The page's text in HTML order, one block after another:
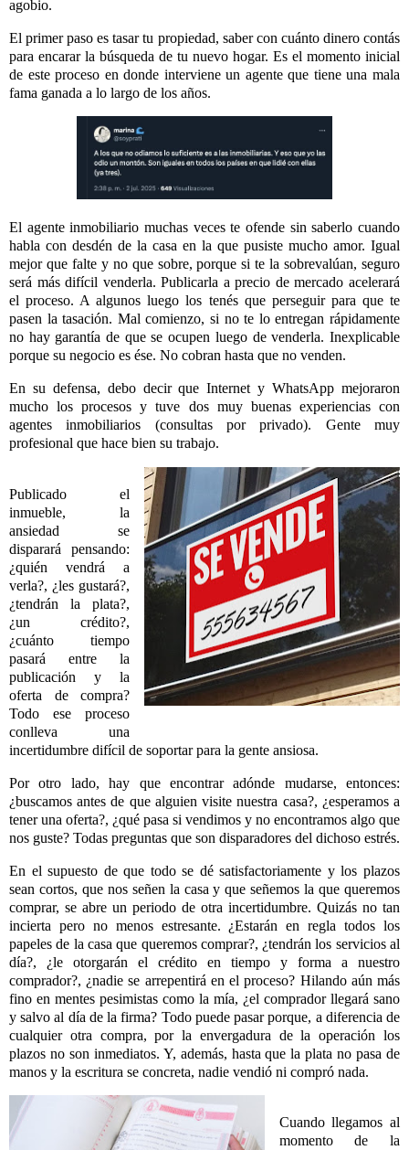
agobio.
El primer paso es tasar tu propiedad, saber con cuánto dinero contás
para encarar la búsqueda de tu nuevo hogar. Es el momento inicial
de este proceso en donde interviene un agente que tiene una mala
fama ganada a lo largo de los años.
El agente inmobiliario muchas veces te ofende sin saberlo cuando
habla con desdén de la casa en la que pusiste mucho amor. Igual
mejor que falte y no que sobre, porque si te la sobrevalúan, seguro
será más difícil venderla. Publicarla a precio de mercado acelerará
el proceso. A algunos luego los tenés que perseguir para que te
pasen la tasación. Mal comienzo, si no te lo entregan rápidamente
no hay garantía de que se ocupen luego de venderla. Inexplicable
porque su negocio es ése. No cobran hasta que no venden.
En su defensa, debo decir que Internet y WhatsApp mejoraron
mucho los procesos y tuve dos muy buenas experiencias con
agentes inmobiliarios (consultas por privado). Gente muy
profesional que hace bien su trabajo.
Publicado el
inmueble, la
ansiedad se
disparará pensando:
¿quién vendrá a
verla?, ¿les gustará?,
¿tendrán la plata?,
¿un crédito?,
¿cuánto tiempo
pasará entre la
publicación y la
oferta de compra?
Todo ese proceso
conlleva una
incertidumbre difícil de soportar para la gente ansiosa.
Por otro lado, hay que encontrar adónde mudarse, entonces:
¿buscamos antes de que alguien visite nuestra casa?, ¿esperamos a
tener una oferta?, ¿qué pasa si vendimos y no encontramos algo que
nos guste? Todas preguntas que son disparadores del dichoso estrés.
En el supuesto de que todo se dé satisfactoriamente y los plazos
sean cortos, que nos señen la casa y que señemos la que queremos
comprar, se abre un periodo de otra incertidumbre. Quizás no tan
incierta pero no menos estresante. ¿Estarán en regla todos los
papeles de la casa que queremos comprar?, ¿tendrán los servicios al
día?, ¿le otorgarán el crédito en tiempo y forma a nuestro
comprador?, ¿nadie se arrepentirá en el proceso? Hilando aún más
fino en mentes pesimistas como la mía, ¿el comprador llegará sano
y salvo al día de la firma? Todo puede pasar porque, a diferencia de
cualquier otra compra, por la envergadura de la operación los
plazos no son inmediatos. Y, además, hasta que la plata no pasa de
manos y la escritura se concreta, nadie vendió ni compró nada.
Cuando llegamos al
momento de la